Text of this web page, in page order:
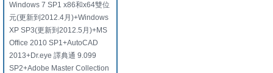
Windows 7 SP1 x86和x64雙位
元(更新到2012.4月)+Windows
XP SP3(更新到2012.5月)+MS
Office 2010 SP1+AutoCAD
2013+Dr.eye 譯典通 9.099
SP2+Adobe Master Collection